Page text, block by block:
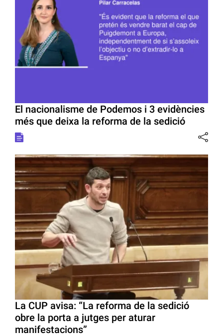
El nacionalisme de Podemos i 3 evidències
més que deixa la reforma de la sedició
La CUP avisa: “La reforma de la sedició
obre la porta a jutges per aturar
manifestacions”